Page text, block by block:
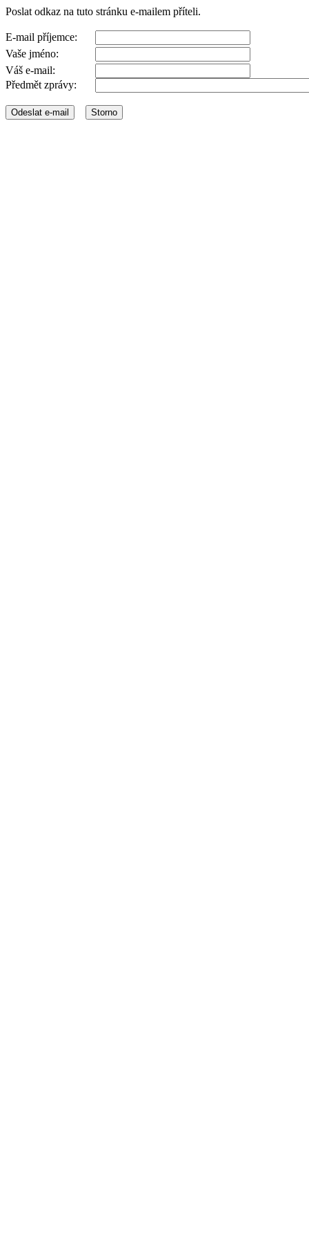
Poslat odkaz na tuto stránku e-mailem příteli.
E-mail příjemce:
Vaše jméno:
Váš e-mail:
Předmět zprávy: